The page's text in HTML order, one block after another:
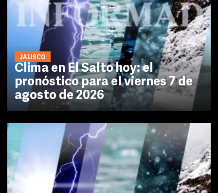
JALISCO
Clima en El Salto hoy: el
pronóstico para el viernes 7 de
agosto de 2026